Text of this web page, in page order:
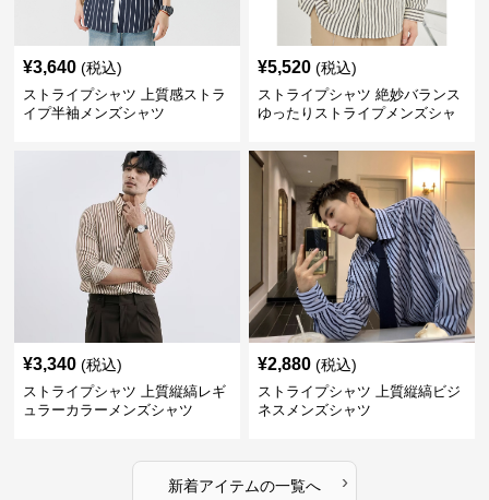
¥3,640 (税込)
ストライプシャツ 上質感ストラ
イプ半袖メンズシャツ
¥5,520 (税込)
ストライプシャツ 絶妙バランス
ゆったりストライプメンズシャ
¥3,340 (税込)
ストライプシャツ 上質縦縞レギ
ュラーカラーメンズシャツ
¥2,880 (税込)
ストライプシャツ 上質縦縞ビジ
ネスメンズシャツ
新着アイテムの一覧へ ›